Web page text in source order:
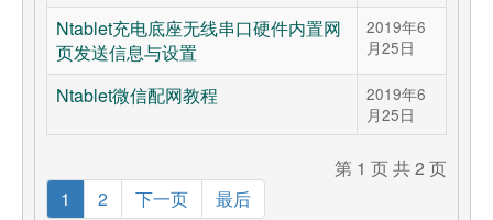
Ntablet充电底座无线串口硬件内置网
页发送信息与设置
2019年6
月25日
Ntablet微信配网教程
2019年6
月25日
第 1 页 共 2 页
1
2 下一页 最后